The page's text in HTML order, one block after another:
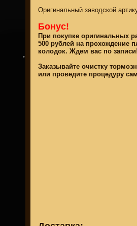
Оригинальный заводской
Бонус!
При покупке оригинальных
500 рублей на прохождение
колодок. Ждем вас по записи!
Заказывайте очистку
или проведите процедуру
КАТАЛОГ